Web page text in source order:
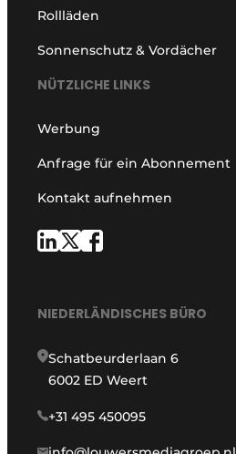
Rollläden
Sonnenschutz & Vordächer
NÜTZLICHE LINKS
Werbung
Anfrage für ein Abonnement
Kontakt aufnehmen
NIEDERLÄNDISCHES BÜRO
Schatbeurderlaan 6
6002 ED Weert
+31 495 450095